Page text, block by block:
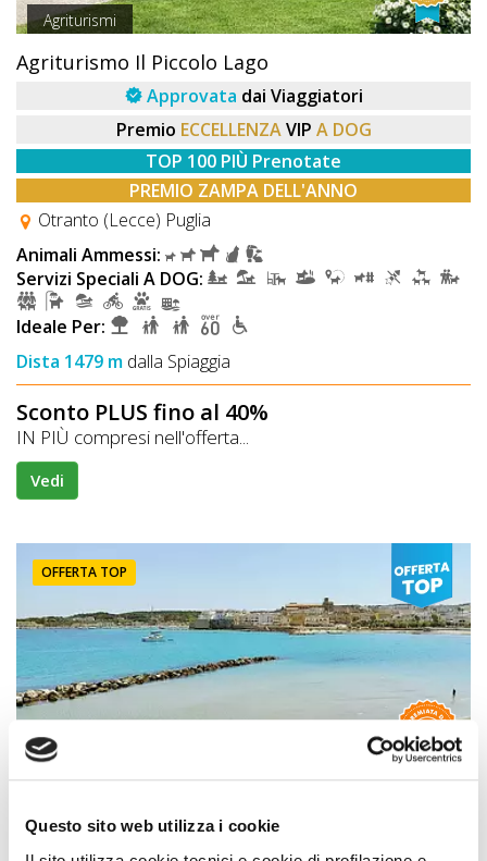
Questo sito web utilizza i cookie
Agriturismi
Agriturismo Il Piccolo Lago
Approvata dai Viaggiatori
Premio ECCELLENZA VIP A DOG
TOP 100 PIÙ Prenotate
PREMIO ZAMPA DELL'ANNO
Otranto (Lecce) Puglia
Animali Ammessi:
Servizi Speciali A DOG:
Ideale Per:
Dista 1479 m dalla Spiaggia
Sconto PLUS fino al 40%
IN PIÙ compresi nell'offerta...
Vedi
OFFERTA TOP
Case Vacanze
Casetta Margherita
PremioSTRUTTURA A DOG